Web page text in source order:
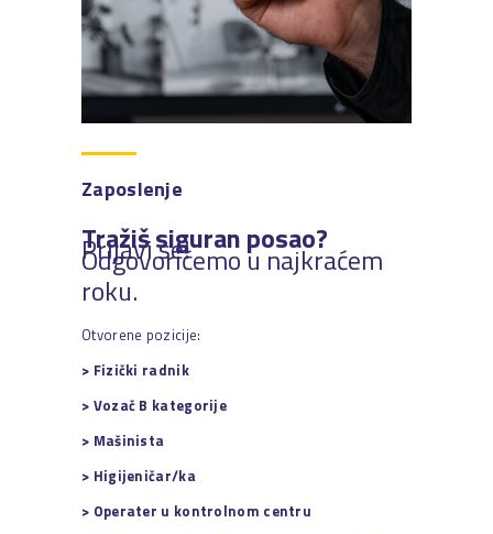
Zaposlenje
Tražiš siguran posao?
Prijavi se!
Odgovorićemo u najkraćem
roku.
Otvorene pozicije:
> Fizički radnik
> Vozač B kategorije
> Mašinista
> Higijeničar/ka
> Operater u kontrolnom centru